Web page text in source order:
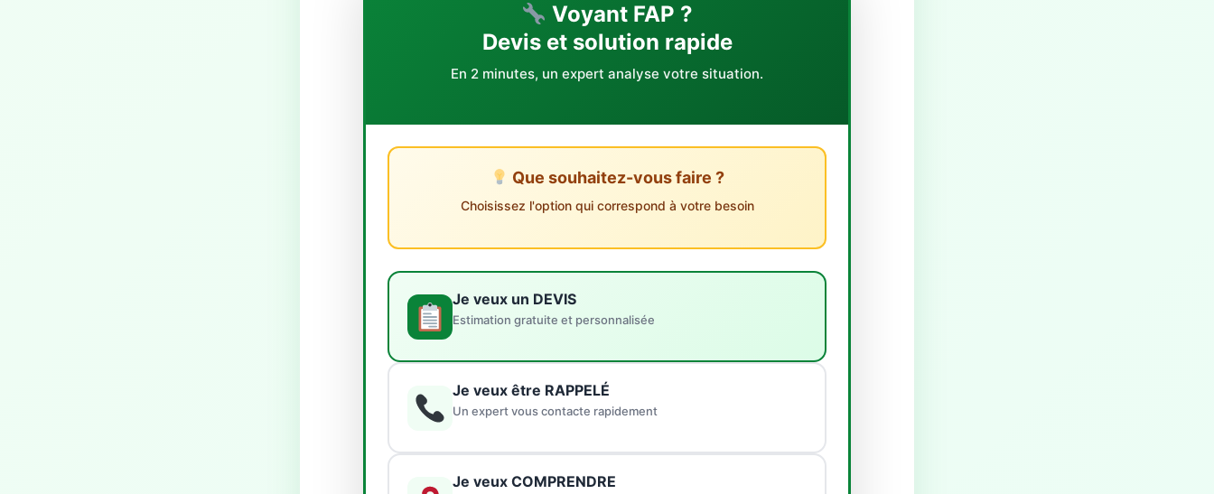
Voyant FAP ?
Devis et solution rapide
En 2 minutes, un expert analyse votre situation.
Que souhaitez-vous faire ?
Choisissez l'option qui correspond à votre besoin
Je veux un DEVIS
Estimation gratuite et personnalisée
Je veux être RAPPELÉ
Un expert vous contacte rapidement
Je veux COMPRENDRE